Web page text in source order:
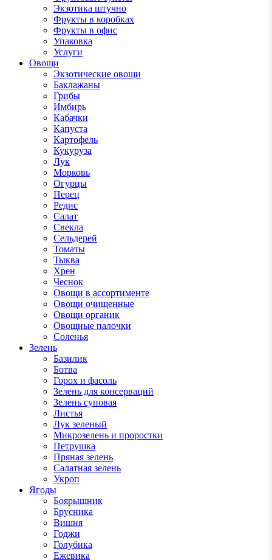
Экзотика штучно
Фрукты в коробках
Фрукты в офис
Упаковка
Услуги
Овощи
Экзотические овощи
Баклажаны
Грибы
Имбирь
Кабачки
Капуста
Картофель
Кукуруза
Лук
Морковь
Огурцы
Перец
Редис
Салат
Свекла
Сельдерей
Томаты
Тыква
Хрен
Чеснок
Овощи в ассортименте
Овощи очищенные
Овощи органик
Овощные палочки
Соленья
Зелень
Базилик
Ботва
Горох и фасоль
Зелень для консерваций
Зелень суповая
Листья
Лук зеленый
Микрозелень и проростки
Петрушка
Пряная зелень
Салатная зелень
Укроп
Ягоды
Боярышник
Брусника
Вишня
Годжи
Голубика
Ежевика